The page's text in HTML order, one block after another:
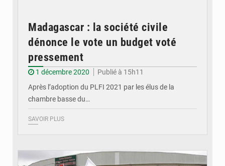
Madagascar : la société civile
dénonce le vote un budget voté
pressement
1 décembre 2020
Publié à 15h11
Après l’adoption du PLFI 2021 par les élus de la
chambre basse du…
SAVOIR PLUS